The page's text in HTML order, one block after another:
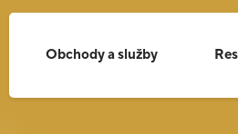
Obchody a služby